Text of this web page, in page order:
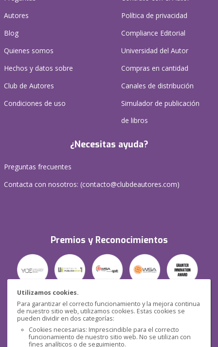
Utilizamos cookies.
Para garantizar el correcto funcionamiento y la mejora continua
de nuestro sitio web, utilizamos cookies. Estas cookies se
pueden dividir en dos categorías:
Cookies necesarias: Imprescindible para el correcto
funcionamiento de nuestro sitio web. No se utilizan con
fines analíticos o de seguimiento.
Autores
Blog
Quienes somos
Hechos y datos sobre
Club de Autores
Condiciones de uso
Política de privacidad
Compliance Editorial
Universidad del Autor
Compras en cantidad
Canales de distribución
Simulador de publicación
de libros
¿Necesitas ayuda?
Preguntas frecuentes
Contacta con nosotros: (contacto@clubdeautores.com)
Premios y Reconocimientos
Seguridad